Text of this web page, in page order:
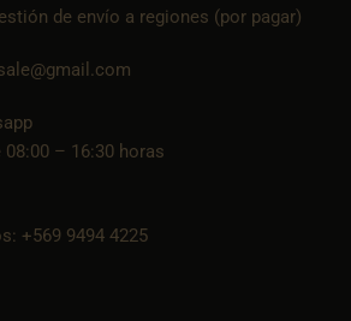
de envío a regiones (por pagar)
– 16:30 horas
+569 9494 4225